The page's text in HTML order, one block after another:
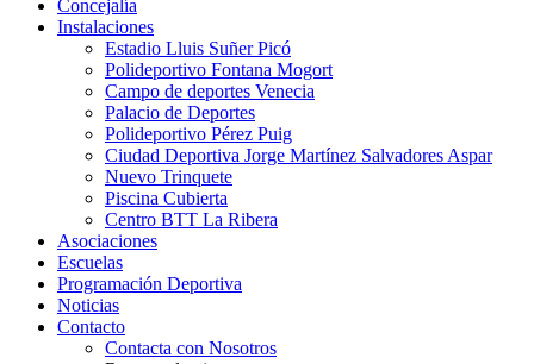
Concejalía
Instalaciones
Estadio Lluis Suñer Picó
Polideportivo Fontana Mogort
Campo de deportes Venecia
Palacio de Deportes
Polideportivo Pérez Puig
Ciudad Deportiva Jorge Martínez Salvadores Aspar
Nuevo Trinquete
Piscina Cubierta
Centro BTT La Ribera
Asociaciones
Escuelas
Programación Deportiva
Noticias
Contacto
Contacta con Nosotros